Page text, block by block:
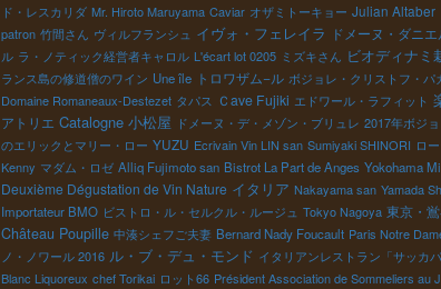
ド・レスカリダ Mr. Hiroto Maruyama Caviar オザミトーキョー Julian Altaber
patron 竹間さん ヴィルフランシュ イヴォ・フェレイラ ドメーヌ・ダニ
ル ラ・ノティック経営者キャロル L'écart lot 0205 ミズキさん ビオディナミ
ランス島の修道僧のワイン Une île トロワザム−ル ボジョレ・クリストフ・パ
Domaine Romaneaux-Destezet タパス Ｃave Fujiki エドワール・ラフィット
アトリエ Catalogne 小松屋 ドメーヌ・デ・メゾン・ブリュレ 2017年ボジ
のエリックとマリー・ロー YUZU Ecrivain Vin LIN san Sumiyaki SHINORI ロ
Kenny マダム・ロゼ Alliq Fujimoto san Bistrot La Part de Anges Yokohama
Deuxième Dégustation de Vin Nature イタリア Nakayama san Yamada
Importateur BMO ビストロ・ル・セルクル・ルージュ Tokyo Nagoya 東京・
Château Poupille 中湊シェフご夫妻 Bernard Nady Foucault Paris Notre
ノ・ノワール 2016 ル・ブ・デュ・モンド イタリアンレストラン「サッカパ
Blanc Liquoreux chef Torikai ロット66 Président Association de Sommeliers au